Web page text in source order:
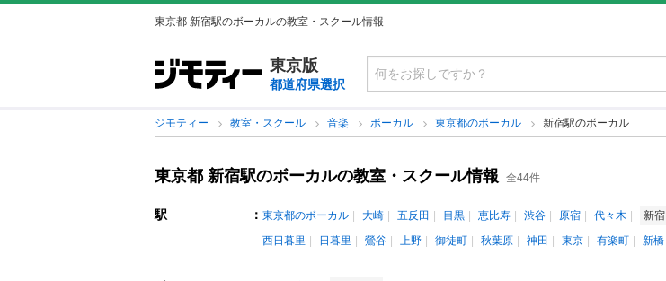
東京都 新宿駅のボーカルの教室・スクール情報
東京版
都道府県選択
ジモティー 教室・スクール 音楽 ボーカル 東京都のボーカル 新宿駅のボーカル
東京都 新宿駅のボーカルの教室・スクール情報 全44件
駅 ： 東京都のボーカル 大崎 五反田 目黒 恵比寿 渋谷 原宿 代々木 新宿
西日暮里
日暮里 鶯谷 上野 御徒町 秋葉原 神田 東京 有楽町 新橋